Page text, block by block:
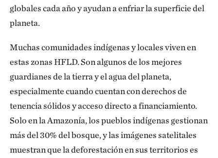
globales cada año y ayudan a enfriar la superficie del
planeta.
Muchas comunidades indígenas y locales viven en
estas zonas HFLD. Son algunos de los mejores
guardianes de la tierra y el agua del planeta,
especialmente cuando cuentan con derechos de
tenencia sólidos y acceso directo a financiamiento.
Solo en la Amazonía, los pueblos indígenas gestionan
más del 30% del bosque, y las imágenes satelitales
muestran que la deforestación en sus territorios es